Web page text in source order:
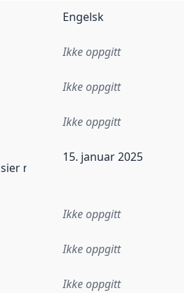
Engelsk
Ikke oppgitt
Ikke oppgitt
Ikke oppgitt
når dataene i dette
15. januar 2025
Ikke oppgitt
Ikke oppgitt
Ikke oppgitt